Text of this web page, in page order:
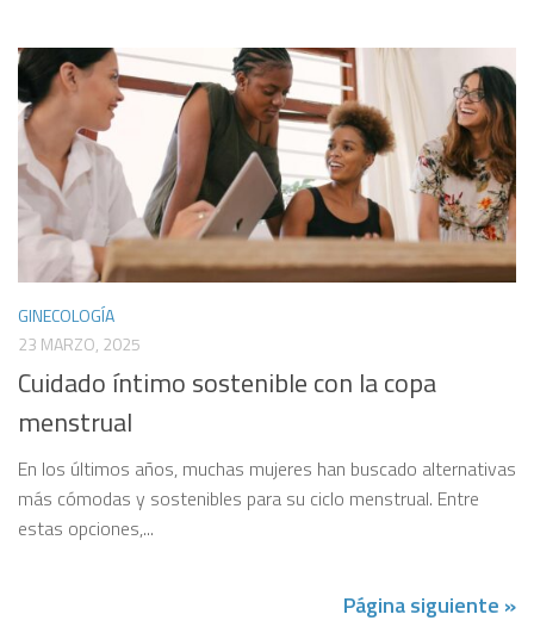
GINECOLOGÍA
23 MARZO, 2025
Cuidado íntimo sostenible con la copa
menstrual
En los últimos años, muchas mujeres han buscado alternativas
más cómodas y sostenibles para su ciclo menstrual. Entre
estas opciones,...
Página siguiente »